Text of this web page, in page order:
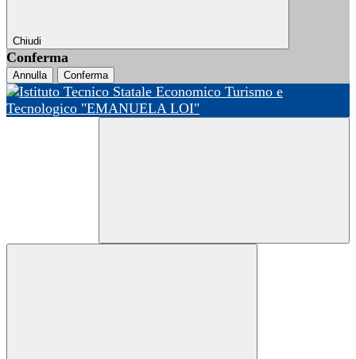
Chiudi
Conferma
Annulla Conferma